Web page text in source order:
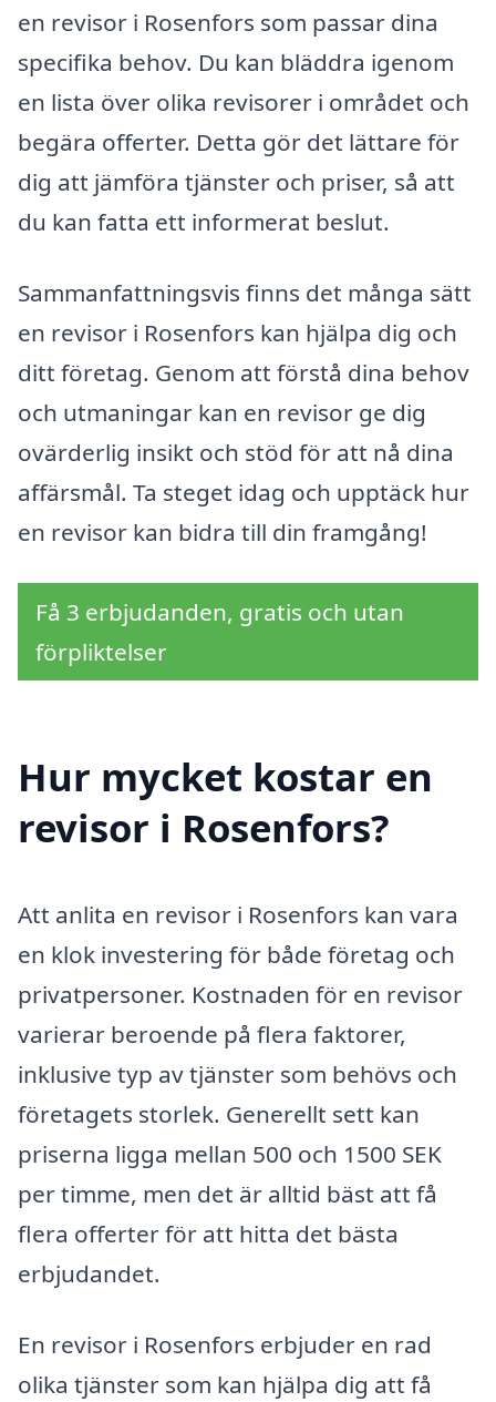
en revisor i Rosenfors som passar dina
specifika behov. Du kan bläddra igenom
en lista över olika revisorer i området och
begära offerter. Detta gör det lättare för
dig att jämföra tjänster och priser, så att
du kan fatta ett informerat beslut.
Sammanfattningsvis finns det många sätt
en revisor i Rosenfors kan hjälpa dig och
ditt företag. Genom att förstå dina behov
och utmaningar kan en revisor ge dig
ovärderlig insikt och stöd för att nå dina
affärsmål. Ta steget idag och upptäck hur
en revisor kan bidra till din framgång!
Få 3 erbjudanden, gratis och utan
förpliktelser
Hur mycket kostar en
revisor i Rosenfors?
Att anlita en revisor i Rosenfors kan vara
en klok investering för både företag och
privatpersoner. Kostnaden för en revisor
varierar beroende på flera faktorer,
inklusive typ av tjänster som behövs och
företagets storlek. Generellt sett kan
priserna ligga mellan 500 och 1500 SEK
per timme, men det är alltid bäst att få
flera offerter för att hitta det bästa
erbjudandet.
En revisor i Rosenfors erbjuder en rad
olika tjänster som kan hjälpa dig att få